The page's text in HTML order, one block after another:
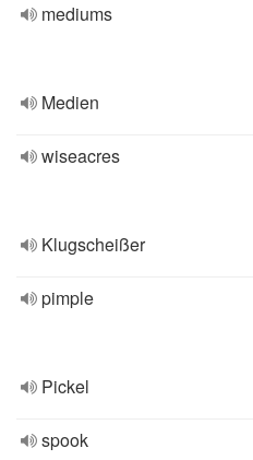
mediums
Medien
wiseacres
Klugscheißer
pimple
Pickel
spook